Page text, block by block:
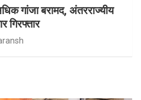
गांजा बरामद, अंतरराज्यीय
गिरफ्तार